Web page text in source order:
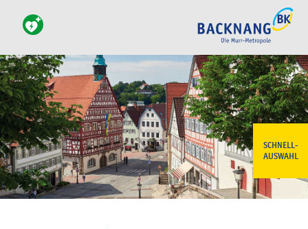
SCHNELL-
AUSWAHL